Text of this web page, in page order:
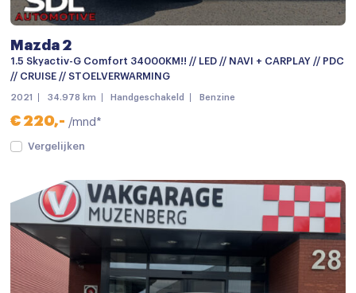
Mazda 2
1.5 Skyactiv-G Comfort 34000KM!! // LED // NAVI + CARPLAY // PDC
// CRUISE // STOELVERWARMING
2021 34.978 km Handgeschakeld Benzine
€ 220,- /mnd*
Vergelijken